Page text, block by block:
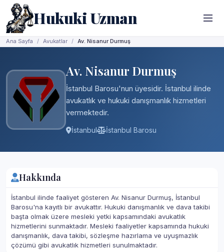
Hukuki Uzman
Ana Sayfa Avukatlar Av. Nisanur Durmuş
Av. Nisanur Durmuş
İstanbul Barosu'nun üyesidir. İstanbul ilinde
avukatlık ve hukuki danışmanlık hizmetleri
vermektedir.
İstanbul İstanbul Barosu
Hakkında
İstanbul ilinde faaliyet gösteren Av. Nisanur Durmuş, İstanbul
Barosu'na kayıtlı bir avukattır. Hukuki danışmanlık ve dava takibi
başta olmak üzere mesleki yetki kapsamındaki avukatlık
hizmetlerini sunmaktadır. Mesleki faaliyetler kapsamında hukuki
danışmanlık, dava takibi, sözleşme hazırlama ve uyuşmazlık
çözümü gibi avukatlık hizmetleri sunulmaktadır.